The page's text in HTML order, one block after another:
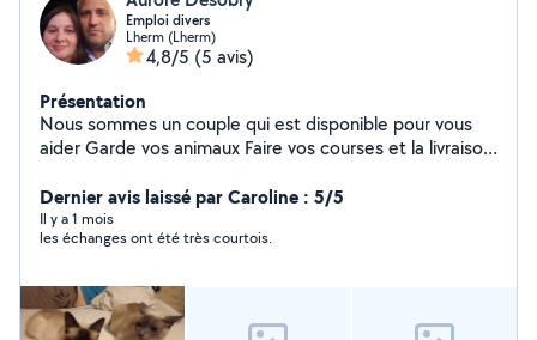
Emploi divers
Lherm (Lherm)
4,8/5 (5 avis)
Présentation
Nous sommes un couple qui est disponible pour vous
aider Garde vos animaux Faire vos courses et la livraison
faire un potager Garde d'enfants Dame de compagnie
(discuter, promenade, lecture ) Porter des meubles
Porté des cartons de déménagement Aide a déplacer
Dernier avis laissé par Caroline : 5/5
Il y a 1 mois
les échanges ont été très courtois.